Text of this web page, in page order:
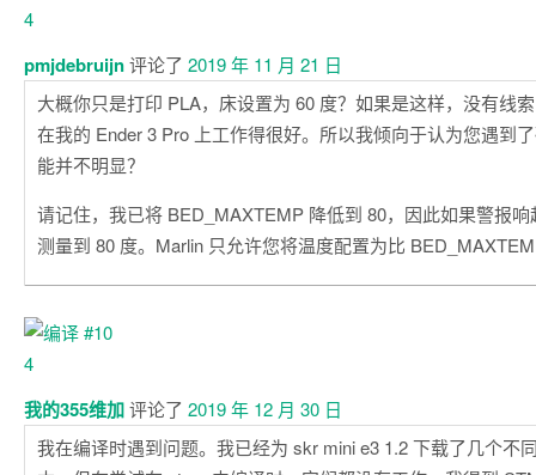
pmjdebruijn评论了 2019 年 11 月 21 日
大概你只是打印 PLA，床设置为 60 度？如果是这样，没有线
在我的 Ender 3 Pro 上工作得很好。所以我倾向于认为您遇到
能并不明显？
请记住，我已将 BED_MAXTEMP 降低到 80，因此如果警报
测量到 80 度。Marlin 只允许您将温度配置为比
我的355维加评论了 2019 年 12 月 30 日
我在编译时遇到问题。我已经为 skr mini e3 1.2 下载了几个不